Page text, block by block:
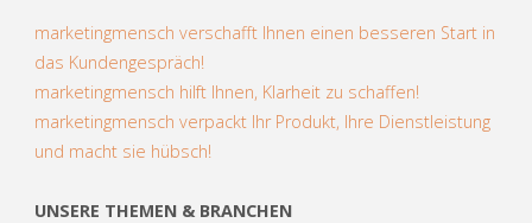
marketingmensch verschafft Ihnen einen besseren Start in
das Kundengespräch!
marketingmensch hilft Ihnen, Klarheit zu schaffen!
marketingmensch verpackt Ihr Produkt, Ihre Dienstleistung
und macht sie hübsch!
UNSERE THEMEN & BRANCHEN